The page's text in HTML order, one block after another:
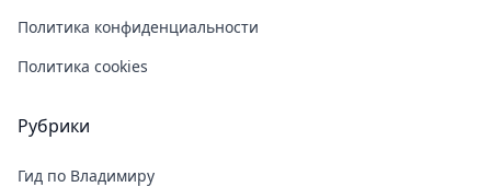
Политика конфиденциальности
Политика cookies
Рубрики
Гид по Владимиру